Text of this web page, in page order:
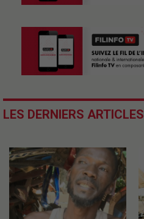
LES DERNIERS ARTICLES